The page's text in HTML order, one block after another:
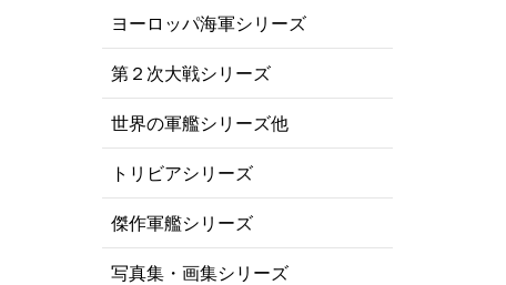
ヨーロッパ海軍シリーズ
第２次大戦シリーズ
世界の軍艦シリーズ他
トリビアシリーズ
傑作軍艦シリーズ
写真集・画集シリーズ